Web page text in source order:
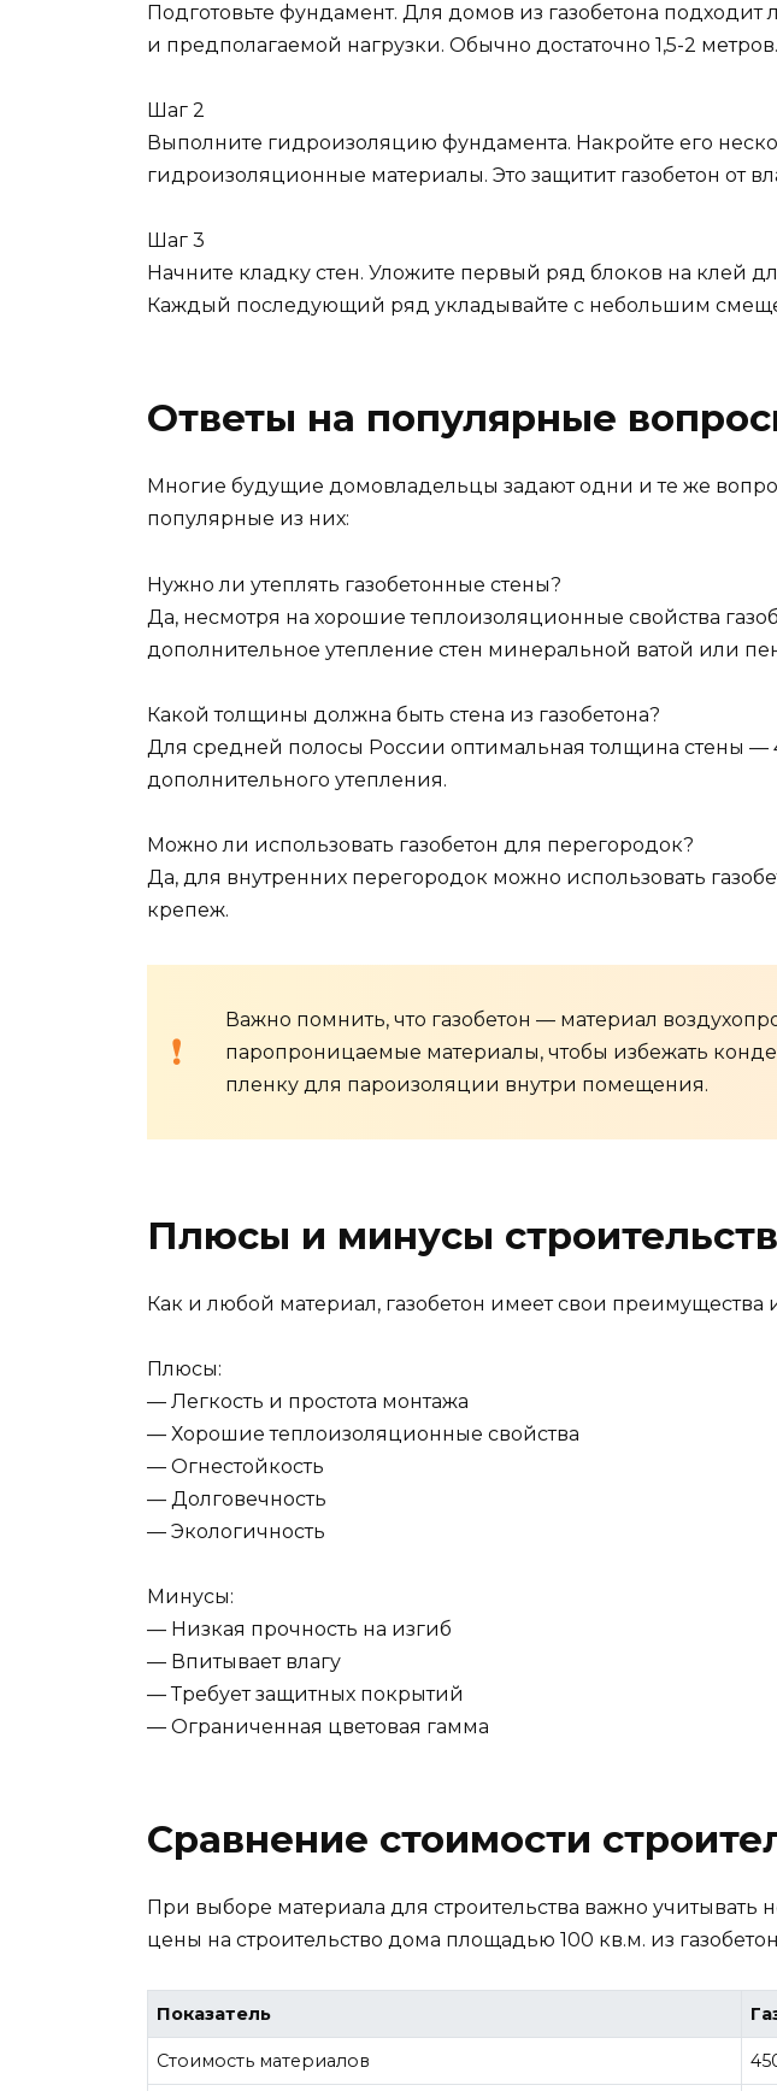
Подготовьте фундамент. Для домов из газобетона
и предполагаемой нагрузки. Обычно достаточно 1,5-2 метров.
Шаг 2
Выполните гидроизоляцию фундамента. Накройте его
гидроизоляционные материалы. Это защитит газобетон от
Шаг 3
Начните кладку стен. Уложите первый ряд блоков на клей
Каждый последующий ряд укладывайте с небольшим
Ответы на популярные
Многие будущие домовладельцы задают одни и те же
популярные из них:
Нужно ли утеплять газобетонные стены?
Да, несмотря на хорошие теплоизоляционные свойства
дополнительное утепление стен минеральной ватой или
Какой толщины должна быть стена из газобетона?
Для средней полосы России оптимальная толщина стены
дополнительного утепления.
Можно ли использовать газобетон для перегородок?
Да, для внутренних перегородок можно использовать
крепеж.
Важно помнить, что газобетон — материал
паропроницаемые материалы, чтобы избежать
пленку для пароизоляции внутри помещения.
Плюсы и минусы
Как и любой материал, газобетон имеет свои преимущества
Плюсы:
— Легкость и простота монтажа
— Хорошие теплоизоляционные свойства
— Огнестойкость
— Долговечность
— Экологичность
Минусы:
— Низкая прочность на изгиб
— Впитывает влагу
— Требует защитных покрытий
— Ограниченная цветовая гамма
Сравнение стоимости
При выборе материала для строительства важно учитывать
цены на строительство дома площадью 100 кв.м. из
Показатель
Стоимость материалов